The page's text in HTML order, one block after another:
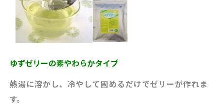
ゆずゼリーの素やわらかタイプ
熱湯に溶かし、冷やして固めるだけでゼリーが作れま
す。